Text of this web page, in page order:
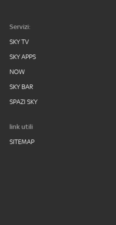
Servizi:
SKY TV
SKY APPS
NOW
SKY BAR
SPAZI SKY
link utili
SITEMAP